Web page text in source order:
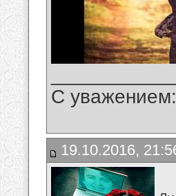
С
19.10.2016,